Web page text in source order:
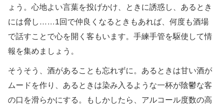
ょう。心地よい言葉を投げかけ、ときに誘惑し、あるとき
には脅し……1回で仲良くなるときもあれば、何度も酒場
で話すことで心を開く客もいます。手練手管を駆使して情
報を集めましょう。
そうそう、酒があることも忘れずに。あるときは甘い酒が
ムードを作り、あるときは染み入るような一杯が陰鬱な客
の口を滑らかにする。もしかしたら、アルコール度数の高